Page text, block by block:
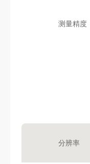
测量精度
分辨率